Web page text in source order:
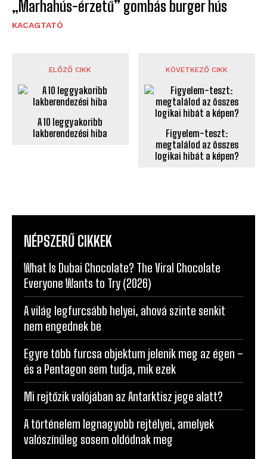
„Marhahús-érzetű” gombás burger hús
KACAGTATÓ
ELŐZŐ CIKK
A 10 leggyakoribb
lakberendezési hiba
KÖVETKEZŐ CIKK
Figyelem-teszt:
megtalálod az összes
logikai hibát a képen?
NÉPSZERŰ CIKKEK
What Is Dubai Chocolate? The Viral Chocolate
Everyone Wants to Try (2026)
A világ legfurcsább helyei, ahová szinte senkit
nem engednek be
Egyre több furcsa objektum jelenik meg az égen –
és a Pentagon sem tudja, mik ezek
Mi rejtőzik valójában az Antarktisz jege alatt?
A történelem legnagyobb rejtélyei, amelyek
valószínűleg sosem oldódnak meg